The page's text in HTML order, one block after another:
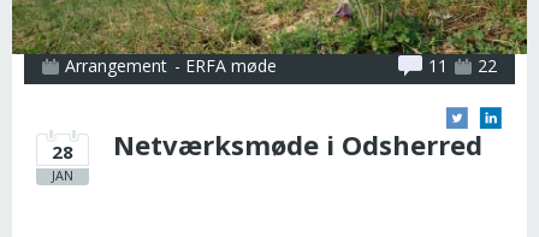
Arrangement - ERFA møde 22
11
28
JAN
Netværksmøde i Odsherred